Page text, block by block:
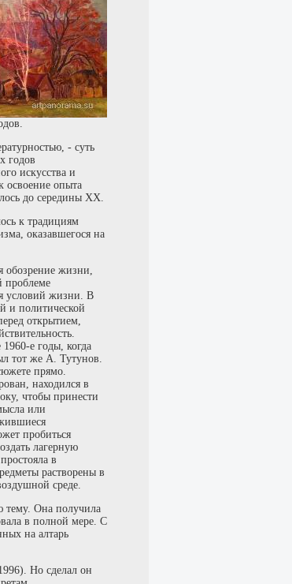
- суть
годов
искусства и
освоение опыта
до середины ХХ.
к традициям
оказавшегося на
обозрение жизни,
проблеме
условий жизни. В
и политической
открытием,
е годы, когда
тот же А. Тутунов.
прямо.
находился в
чтобы принести
или
пробиться
лагерную
в
растворены в
среде.
тему. Она получила
в полной мере. С
на алтарь
Но сделал он